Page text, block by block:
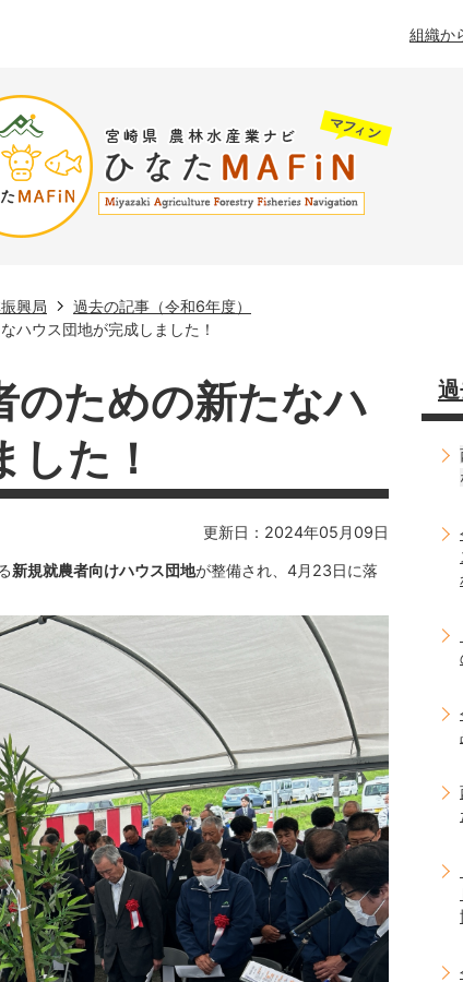
組織か
興局
過去の記事（令和6年度）
ハウス団地が完成しました！
のための新たなハ
した！
更新日：2024年05月09日
新規就農者向けハウス団地が整備され、4月23日に落